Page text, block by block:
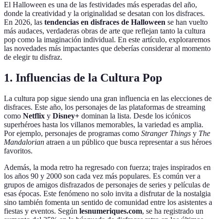
El Halloween es una de las festividades más esperadas del año,
donde la creatividad y la originalidad se desatan con los disfraces.
En 2026, las tendencias en disfraces de Halloween se han vuelto
más audaces, verdaderas obras de arte que reflejan tanto la cultura
pop como la imaginación individual. En este artículo, exploraremos
las novedades más impactantes que deberías considerar al momento
de elegir tu disfraz.
1. Influencias de la Cultura Pop
La cultura pop sigue siendo una gran influencia en las elecciones de
disfraces. Este año, los personajes de las plataformas de streaming
como Netflix y Disney+ dominan la lista. Desde los icónicos
superhéroes hasta los villanos memorables, la variedad es amplia.
Por ejemplo, personajes de programas como Stranger Things y The
Mandalorian atraen a un público que busca representar a sus héroes
favoritos.
Además, la moda retro ha regresado con fuerza; trajes inspirados en
los años 90 y 2000 son cada vez más populares. Es común ver a
grupos de amigos disfrazados de personajes de series y películas de
esas épocas. Este fenómeno no solo invita a disfrutar de la nostalgia
sino también fomenta un sentido de comunidad entre los asistentes a
fiestas y eventos. Según lesnumeriques.com, se ha registrado un